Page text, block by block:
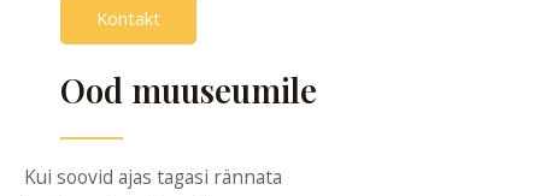
Kontakt
Ood muuseumile
Kui soovid ajas tagasi rännata